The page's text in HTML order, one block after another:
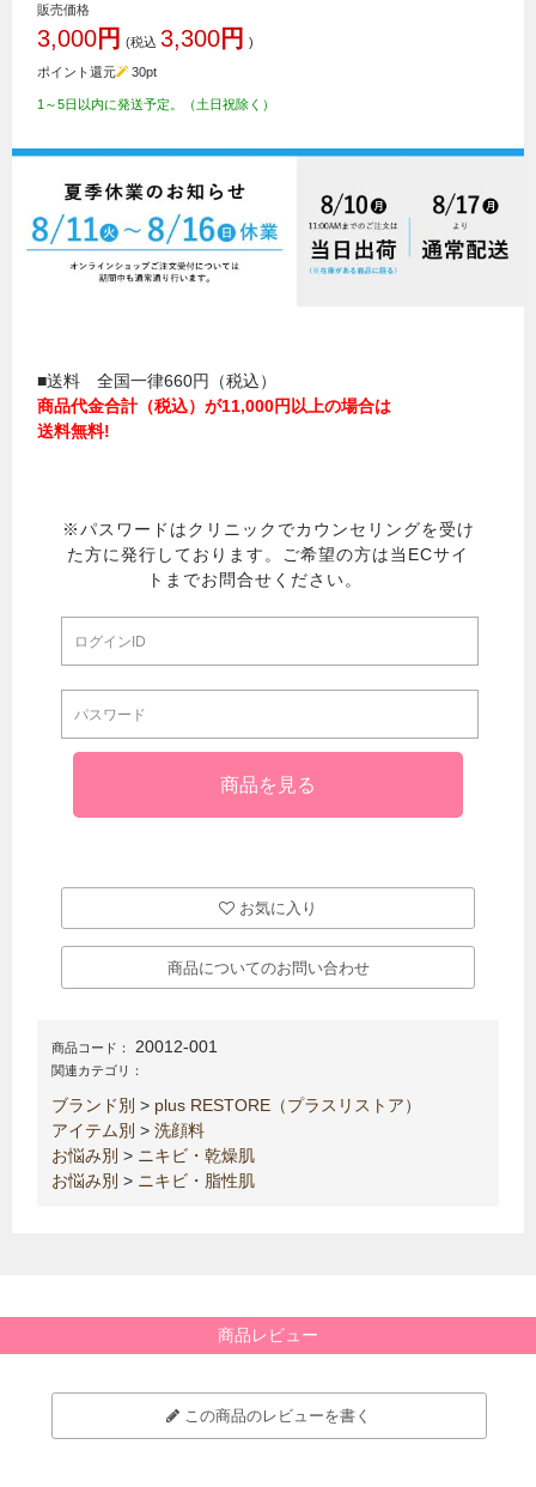
販売価格
3,000円 (税込3,300円 )
ポイント還元 30pt
1～5日以内に発送予定。（土日祝除く）
■送料 全国一律660円（税込）
商品代金合計（税込）が11,000円以上の場合は
送料無料!
お気に入り
商品についてのお問い合わせ
商品コード： 20012-001
関連カテゴリ：
ブランド別 > plus RESTORE（プラスリストア）
アイテム別 > 洗顔料
お悩み別 > ニキビ・乾燥肌
お悩み別 > ニキビ・脂性肌
商品レビュー
この商品のレビューを書く